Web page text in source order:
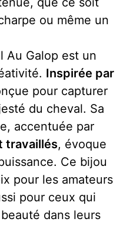
ou même un
Au Galop est un
Inspirée par
pour capturer
du cheval. Sa
accentuée par
travaillés, évoque
Ce bijou
pour les amateurs
pour ceux qui
dans leurs